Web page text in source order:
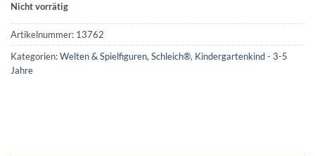
Nicht vorrätig
Artikelnummer: 13762
Kategorien:Welten & Spielfiguren, Schleich®, Kindergartenkind - 3-5
Jahre